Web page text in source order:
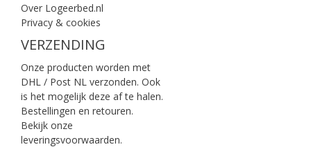
Over Logeerbed.nl
Privacy & cookies
VERZENDING
Onze producten worden met
DHL / Post NL verzonden. Ook
is het mogelijk deze af te halen.
Bestellingen en retouren.
Bekijk onze
leveringsvoorwaarden.